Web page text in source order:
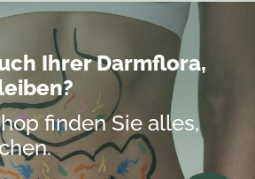
Ihrer Darmflora,
finden Sie alles,